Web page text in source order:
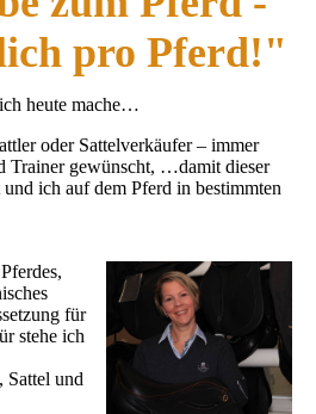
pro Pferd!"
heute mache…
oder Sattelverkäufer – immer
Trainer gewünscht, …damit dieser
ich auf dem Pferd in bestimmten
für
stehe ich
Sattel und